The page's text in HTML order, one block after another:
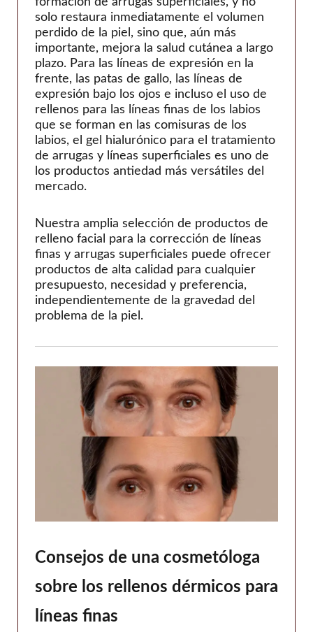
solo restaura inmediatamente el volumen
perdido de la piel, sino que, aún más
importante, mejora la salud cutánea a largo
plazo. Para las líneas de expresión en la
frente, las patas de gallo, las líneas de
expresión bajo los ojos e incluso el uso de
rellenos para las líneas finas de los labios
que se forman en las comisuras de los
labios, el gel hialurónico para el tratamiento
de arrugas y líneas superficiales es uno de
los productos antiedad más versátiles del
mercado.
Nuestra amplia selección de productos de
relleno facial para la corrección de líneas
finas y arrugas superficiales puede ofrecer
productos de alta calidad para cualquier
presupuesto, necesidad y preferencia,
independientemente de la gravedad del
problema de la piel.
Consejos de una cosmetóloga
sobre los rellenos dérmicos para
líneas finas